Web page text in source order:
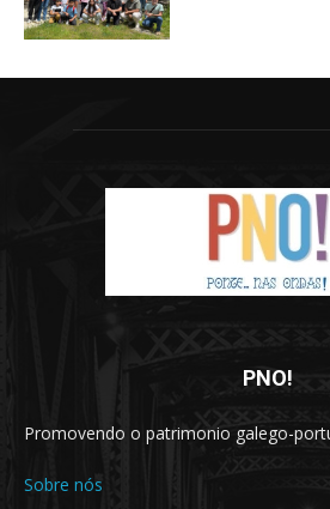
PNO!
Promovendo o patrimonio galego-
Sobre nós